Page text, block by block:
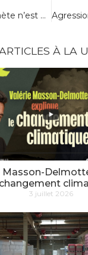
« Total, la planète n’est pas à toi ! »
À LA
Masson-
3 juillet 2026